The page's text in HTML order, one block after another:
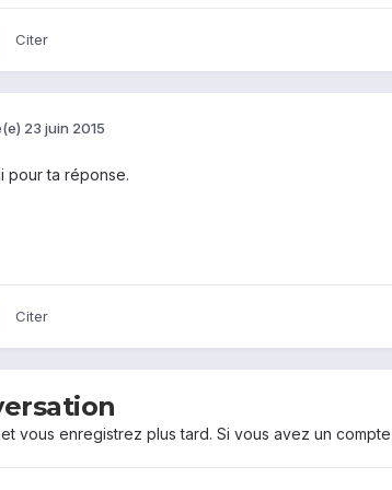
Citer
23 juin 2015
pour ta réponse.
Citer
vous enregistrez plus tard. Si vous avez un compte,